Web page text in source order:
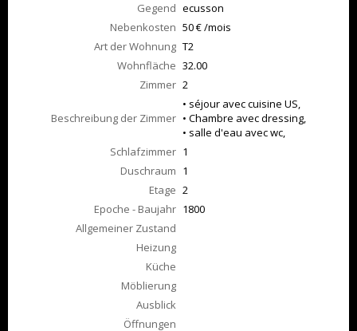
Gegend ecusson
Nebenkosten 50 € /mois
Art der Wohnung T2
Wohnfläche 32.00
Zimmer 2
Beschreibung der Zimmer
• séjour avec cuisine US,
• Chambre avec dressing,
• salle d'eau avec wc,
Schlafzimmer 1
Duschraum 1
Etage 2
Epoche - Baujahr 1800
Allgemeiner Zustand
Heizung
Küche
Möblierung
Ausblick
Öffnungen